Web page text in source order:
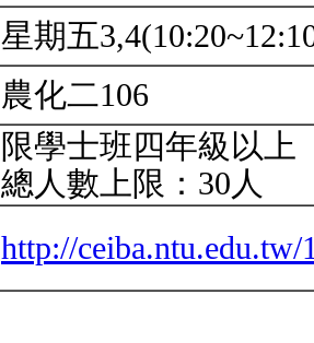
星期五
農化二106
限學士班四年級以上
總人數上限：30人
http://